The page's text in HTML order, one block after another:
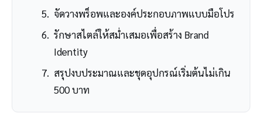
จัดวางพร็อพและองค์ประกอบภาพแบบมือโปร
รักษาสไตล์ให้สม่ำเสมอเพื่อสร้าง Brand
Identity
สรุปงบประมาณและชุดอุปกรณ์เริ่มต้นไม่เกิน
500 บาท